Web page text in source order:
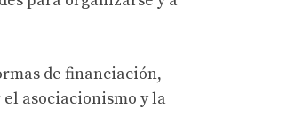
de financiación,
asociacionismo y la